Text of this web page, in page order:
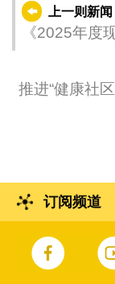
上一则新闻
《2025年度
推进“健康社区”建设 落实无烟健
订阅频道